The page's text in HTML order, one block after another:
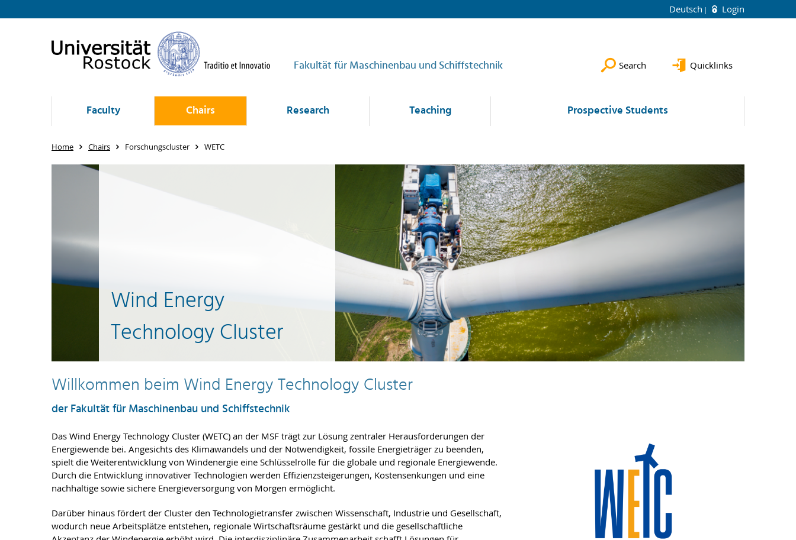
Deutsch Login
Fakultät für Maschinenbau und Schiffstechnik Search Quicklinks
Faculty Chairs Research Teaching Prospective Students
Home Chairs Forschungscluster WETC
Wind Energy
Technology Cluster
Willkommen beim Wind Energy Technology Cluster
der Fakultät für Maschinenbau und Schiffstechnik
Das Wind Energy Technology Cluster (WETC) an der MSF trägt zur Lösung zentraler Herausforderungen der
Energiewende bei. Angesichts des Klimawandels und der Notwendigkeit, fossile Energieträger zu beenden,
spielt die Weiterentwicklung von Windenergie eine Schlüsselrolle für die globale und regionale Energiewende.
Durch die Entwicklung innovativer Technologien werden Effizienzsteigerungen, Kostensenkungen und eine
nachhaltige sowie sichere Energieversorgung von Morgen ermöglicht.
Darüber hinaus fördert der Cluster den Technologietransfer zwischen Wissenschaft, Industrie und Gesellschaft,
wodurch neue Arbeitsplätze entstehen, regionale Wirtschaftsräume gestärkt und die gesellschaftliche